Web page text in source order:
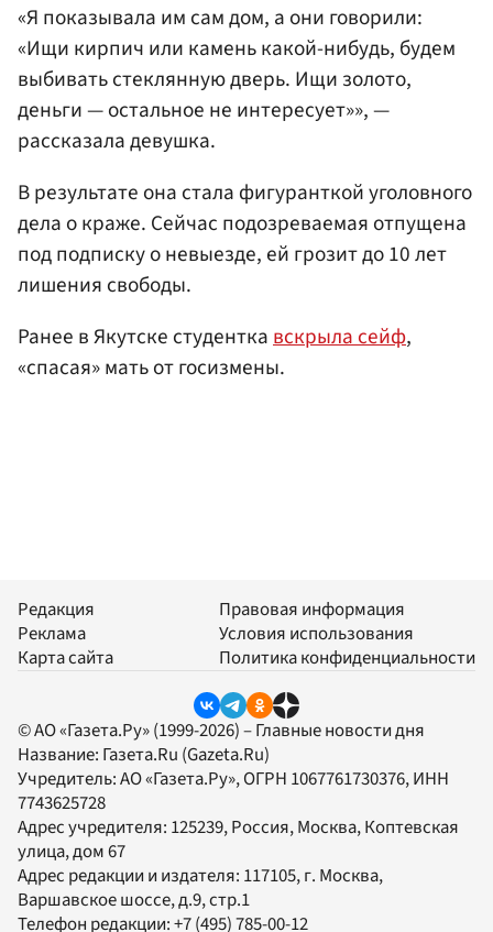
«Я показывала им сам дом, а они говорили:
«Ищи кирпич или камень какой-нибудь, будем
выбивать стеклянную дверь. Ищи золото,
деньги — остальное не интересует»», —
рассказала девушка.
В результате она стала фигуранткой уголовного
дела о краже. Сейчас подозреваемая отпущена
под подписку о невыезде, ей грозит до 10 лет
лишения свободы.
Ранее в Якутске студенткавскрыла сейф,
«спасая» мать от госизмены.
Редакция
Реклама
Карта сайта
Правовая информация
Условия использования
Политика конфиденциальности
© АО «Газета.Ру» (1999-2026) – Главные новости дня
Название: Газета.Ru (Gazeta.Ru)
Учредитель:АО «Газета.Ру», ОГРН 1067761730376, ИНН
7743625728
Адрес учредителя: 125239, Россия, Москва, Коптевская
улица, дом 67
Адрес редакции и издателя: 117105, г. Москва,
Варшавское шоссе, д.9, стр.1
Телефон редакции:+7 (495) 785-00-12